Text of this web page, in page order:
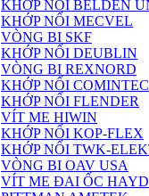
KHỚP NỐI BELDEN
KHỚP NỐI MECVEL
VÒNG BI SKF
KHỚP NỐI DEUBLIN
VÒNG BI REXNORD
KHỚP NỐI COMINTEC
KHỚP NỐI FLENDER
VÍT ME HIWIN
KHỚP NỐI KOP-FLEX
KHỚP NỐI TWK-
VÒNG BI OAV USA
VÍT ME ĐAI ỐC